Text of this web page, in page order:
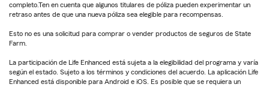
completo.Ten en cuenta que algunos titulares de póliza pueden experimentar un
retraso antes de que una nueva póliza sea elegible para recompensas.
Esto no es una solicitud para comprar o vender productos de seguros de State
Farm.
La participación de Life Enhanced está sujeta a la elegibilidad del programa y varía
según el estado. Sujeto a los términos y condiciones del acuerdo. La aplicación Life
Enhanced está disponible para Android e iOS. Es posible que se requiera un